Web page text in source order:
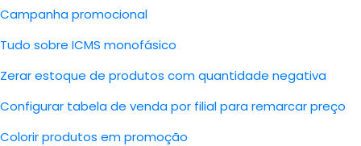
Campanha promocional
Tudo sobre ICMS monofásico
Zerar estoque de produtos com quantidade negativa
Configurar tabela de venda por filial para remarcar preço
Colorir produtos em promoção